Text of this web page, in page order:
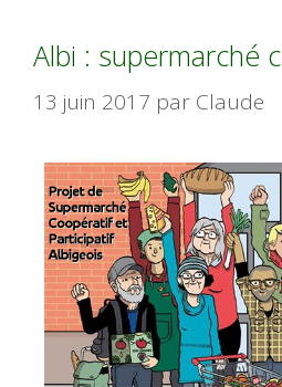
Albi : supermarché
13 juin 2017 par Claude